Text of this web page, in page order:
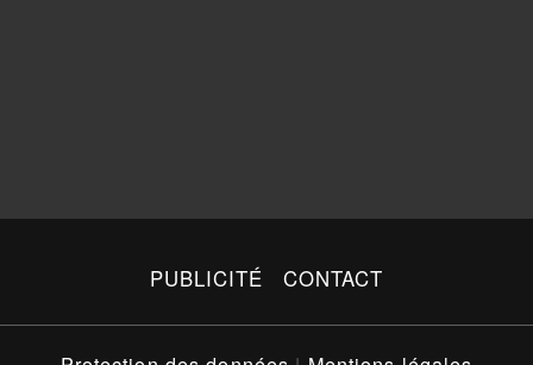
PUBLICITÉ CONTACT